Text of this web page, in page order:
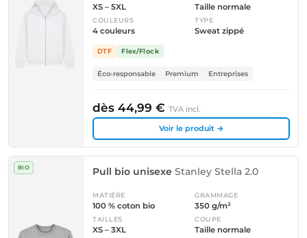
XS – 5XL Taille normale
COULEURS
4 couleurs
TYPE
Sweat zippé
DTF Flex/Flock
Éco-responsable Premium Entreprises
dès 44,99 € TVA incl.
Voir le produit →
BIO Pull bio unisexe Stanley Stella 2.0
MATIÈRE
100 % coton bio
GRAMMAGE
350 g/m²
TAILLES
XS – 3XL
COUPE
Taille normale